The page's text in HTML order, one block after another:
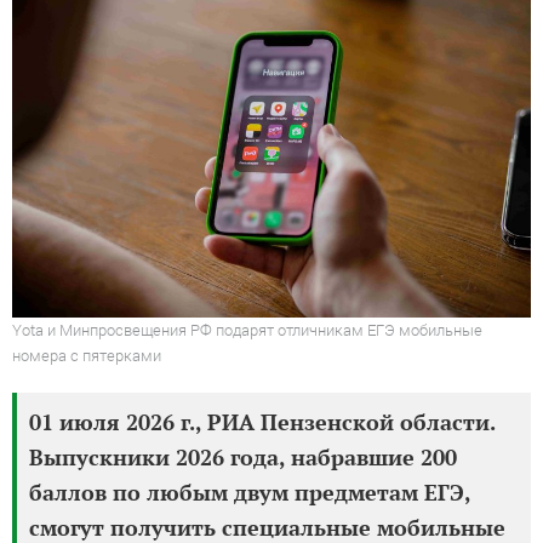
Yota и Минпросвещения РФ подарят отличникам ЕГЭ мобильные
номера с пятерками
01 июля 2026 г., РИА Пензенской области.
Выпускники 2026 года, набравшие 200
баллов по любым двум предметам ЕГЭ,
смогут получить специальные мобильные